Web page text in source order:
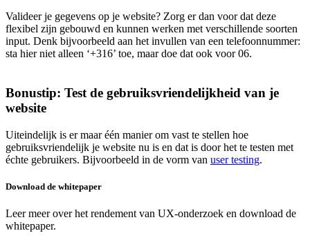
Valideer je gegevens op je website? Zorg er dan voor dat deze
flexibel zijn gebouwd en kunnen werken met verschillende soorten
input. Denk bijvoorbeeld aan het invullen van een telefoonnummer:
sta hier niet alleen ‘+316’ toe, maar doe dat ook voor 06.
Bonustip: Test de gebruiksvriendelijkheid van je
website
Uiteindelijk is er maar één manier om vast te stellen hoe
gebruiksvriendelijk je website nu is en dat is door het te testen met
échte gebruikers. Bijvoorbeeld in de vorm van user testing.
Download de whitepaper
Leer meer over het rendement van UX-onderzoek en download de
whitepaper.